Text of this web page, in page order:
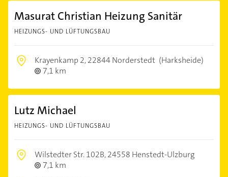
Masurat Christian Heizung Sanitär
HEIZUNGS- UND LÜFTUNGSBAU
Krayenkamp 2,22844 Norderstedt (Harksheide)
7,1 km
Lutz Michael
HEIZUNGS- UND LÜFTUNGSBAU
Wilstedter Str. 102B,24558 Henstedt-Ulzburg
7,1 km